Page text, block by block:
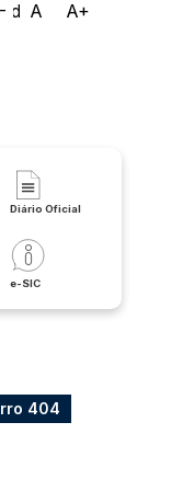
A A+
Diário Oficial
e-SIC
404